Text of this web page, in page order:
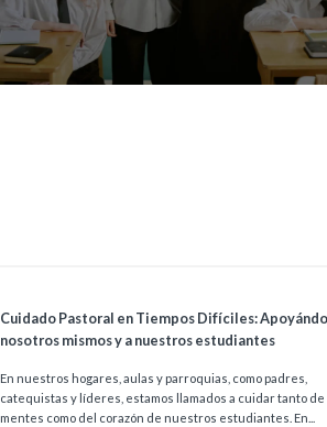
Cuidado Pastoral en Tiempos Difíciles:
nosotros mismos y a nuestros estudiantes
En nuestros hogares, aulas y parroquias, como padres,
catequistas y líderes, estamos llamados a cuidar tanto de
mentes como del corazón de nuestros estudiantes. En...